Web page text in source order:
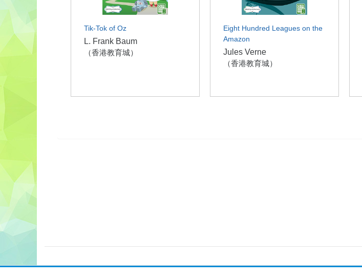
Tik-Tok of Oz
L. Frank Baum
（香港教育城）
Eight Hundred Leagues on the
Amazon
Jules Verne
（香港教育城）